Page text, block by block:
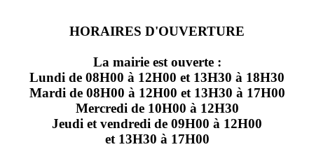
HORAIRES D'OUVERTURE
La mairie est ouverte :
Lundi de 08H00 à 12H00 et 13H30 à 18H30
Mardi de 08H00 à 12H00 et 13H30 à 17H00
Mercredi de 10H00 à 12H30
Jeudi et vendredi de 09H00 à 12H00
et 13H30 à 17H00